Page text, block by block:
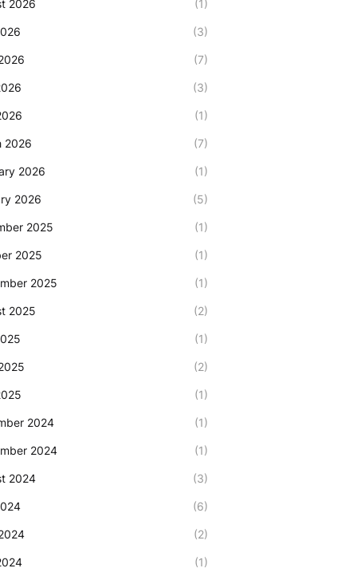
2026 (1)
(3)
(7)
(3)
(1)
2026 (7)
2026 (1)
2026 (5)
2025 (1)
2025 (1)
2025 (1)
2025 (2)
(1)
(2)
(1)
2024 (1)
2024 (1)
2024 (3)
(6)
(2)
(1)